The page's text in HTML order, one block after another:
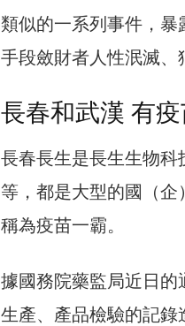
類似的一系列事件，
手段斂財者人性泯滅、
長春和武漢 有
長春長生是長生生物
等，都是大型的國（
稱為疫苗一霸。
據國務院藥監局近日
生產、產品檢驗的記